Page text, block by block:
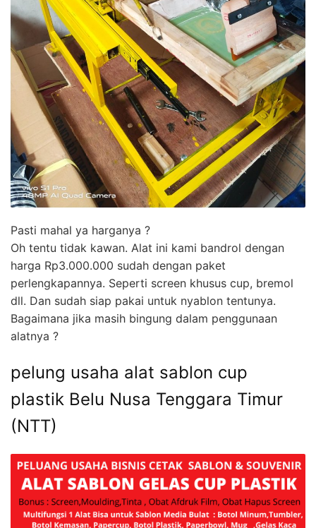
Pasti mahal ya harganya ?
Oh tentu tidak kawan. Alat ini kami bandrol dengan
harga Rp3.000.000 sudah dengan paket
perlengkapannya. Seperti screen khusus cup, bremol
dll. Dan sudah siap pakai untuk nyablon tentunya.
Bagaimana jika masih bingung dalam penggunaan
alatnya ?
pelung usaha alat sablon cup
plastik Belu Nusa Tenggara Timur
(NTT)